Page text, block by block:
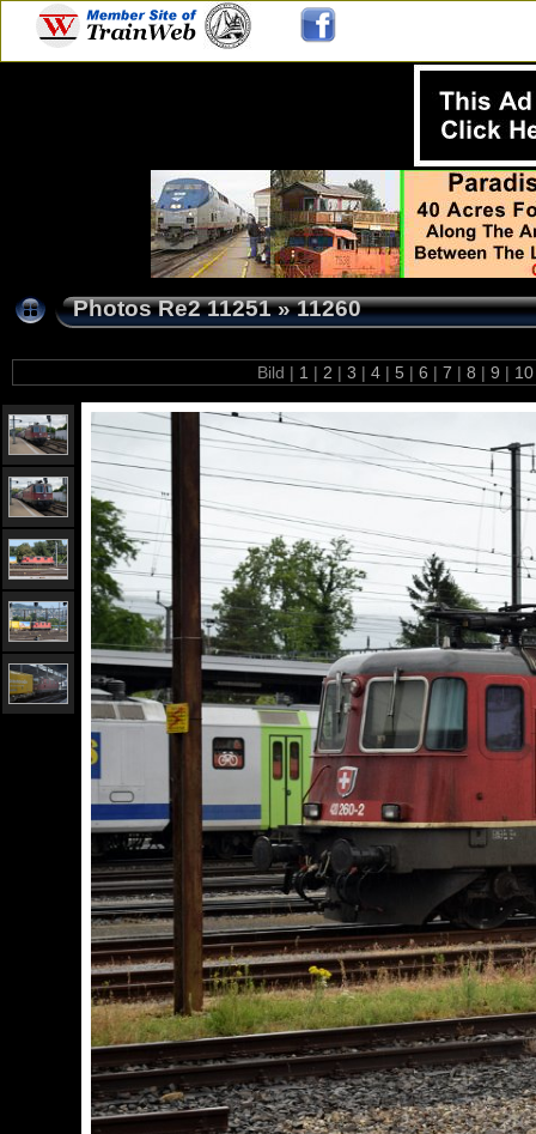
Photos Re2 11251»11260
Bild | 1 | 2 | 3 | 4 | 5 | 6 | 7 | 8 | 9 |